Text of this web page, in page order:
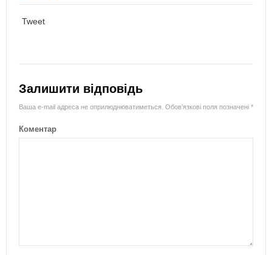
Tweet
Залишити відповідь
Ваша e-mail адреса не оприлюднюватиметься. Обов’язкові поля позначені *
Коментар